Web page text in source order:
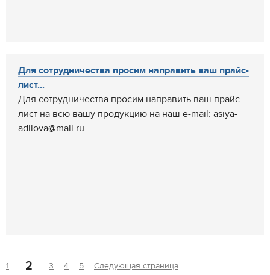
Для сотрудничества просим направить ваш прайс-
лист...
Для сотрудничества просим направить ваш прайс-
лист на всю вашу продукцию на наш e-mail: asiya-
adilova@mail.ru...
1 2 3 4 5 Следующая страница